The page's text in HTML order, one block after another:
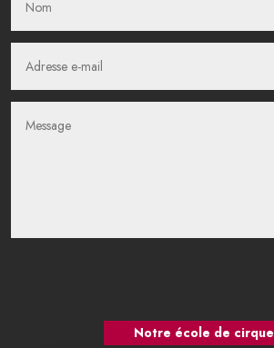
Notre école de cirque